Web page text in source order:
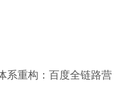
系重构：百度全链路营